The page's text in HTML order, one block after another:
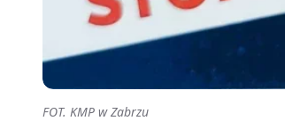
FOT. KMP w Zabrzu